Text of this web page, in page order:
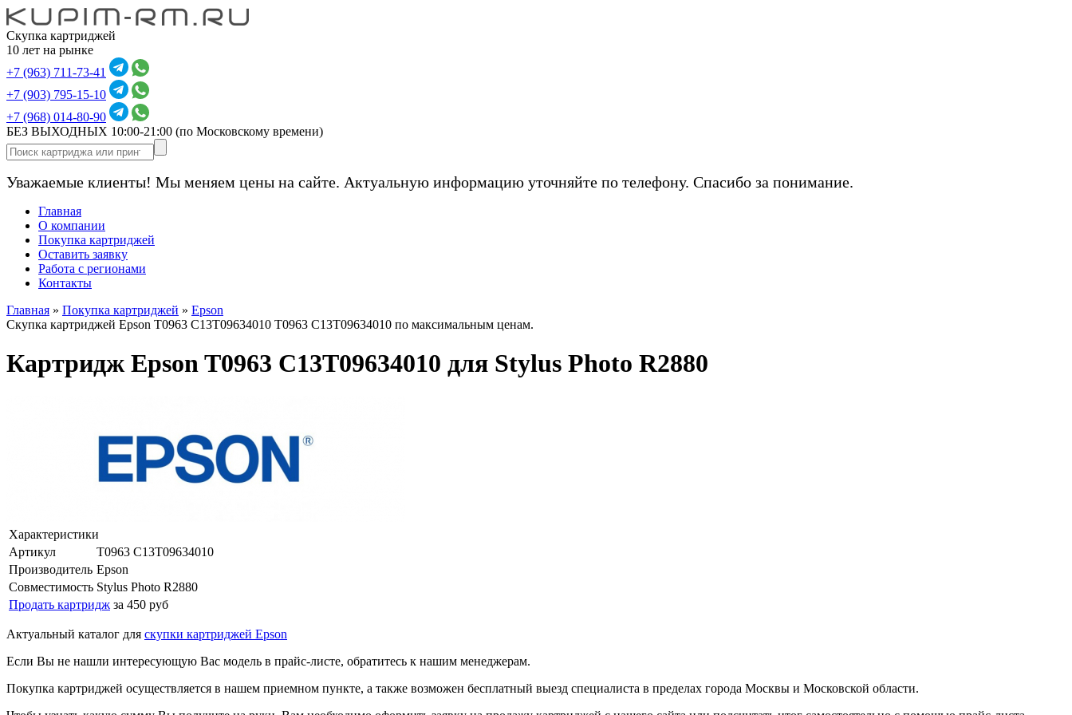
Скупка картриджей
10 лет на рынке
+7 (963) 711-73-41
+7 (903) 795-15-10
+7 (968) 014-80-90
БЕЗ ВЫХОДНЫХ 10:00-21:00 (по Московскому времени)
Уважаемые клиенты! Мы меняем цены на сайте. Актуальную информацию уточняйте по телефону. Спасибо за понимание.
Главная
О компании
Покупка картриджей
Оставить заявку
Работа с регионами
Контакты
Главная » Покупка картриджей » Epson
Скупка картриджей Epson T0963 C13T09634010 T0963 C13T09634010 по максимальным ценам.
Картридж Epson T0963 C13T09634010 для Stylus Photo R2880
Характеристики
Артикул
T0963 C13T09634010
Производитель Epson
Совместимость Stylus Photo R2880
Продать картридж за 450 руб
Актуальный каталог для скупки картриджей Epson
Если Вы не нашли интересующую Вас модель в прайс-листе, обратитесь к нашим менеджерам.
Покупка картриджей осуществляется в нашем приемном пункте, а также возможен бесплатный выезд специалиста в пределах города Москвы и Московской области.